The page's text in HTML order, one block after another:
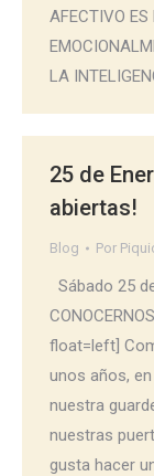
AFECTIVO ES
LA
25 de
abiertas!
Blog Por
Sábado 25
float=left]
unos años,
nuestra
nuestras
gusta hacer